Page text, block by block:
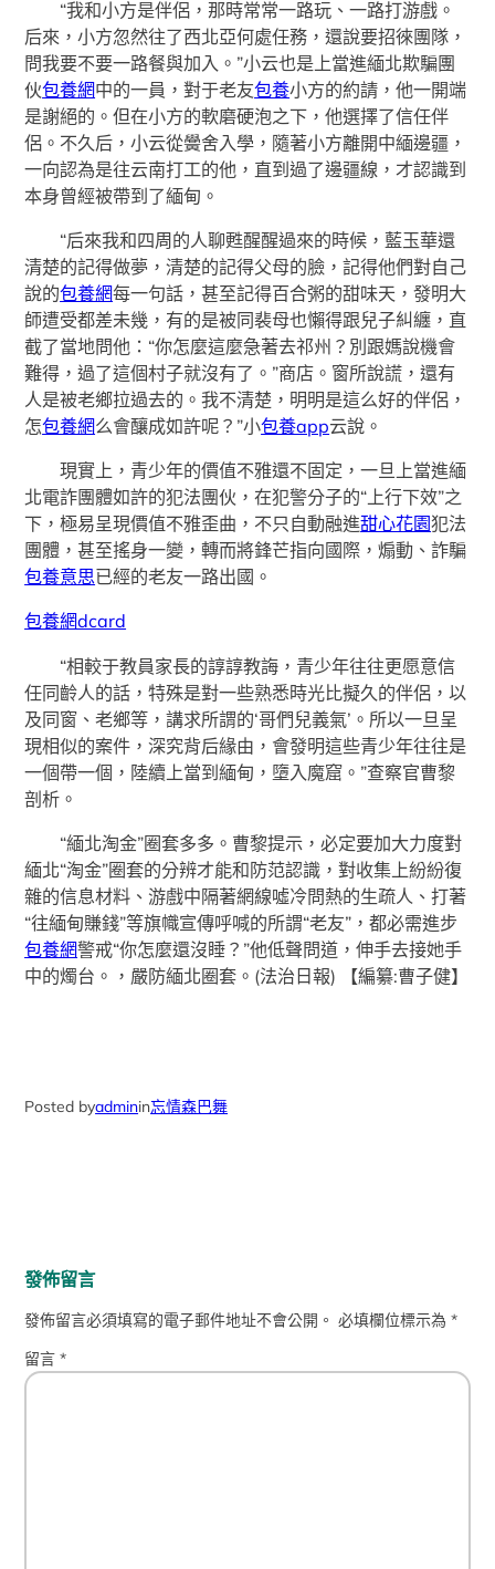
“我和小方是伴侶，那時常常一路玩、一路打游戲。
后來，小方忽然往了西北亞何處任務，還說要招徠團隊，
問我要不要一路餐與加入。”小云也是上當進緬北欺騙團
伙包養網中的一員，對于老友包養小方的約請，他一開端
是謝絕的。但在小方的軟磨硬泡之下，他選擇了信任伴
侶。不久后，小云從黌舍入學，隨著小方離開中緬邊疆，
一向認為是往云南打工的他，直到過了邊疆線，才認識到
本身曾經被帶到了緬甸。
“后來我和四周的人聊甦醒醒過來的時候，藍玉華還
清楚的記得做夢，清楚的記得父母的臉，記得他們對自己
說的包養網每一句話，甚至記得百合粥的甜味天，發明大
師遭受都差未幾，有的是被同裴母也懶得跟兒子糾纏，直
截了當地問他：“你怎麼這麼急著去祁州？別跟媽說機會
難得，過了這個村子就沒有了。”商店。窗所說謊，還有
人是被老鄉拉過去的。我不清楚，明明是這么好的伴侶，
怎包養網么會釀成如許呢？”小包養app云說。
現實上，青少年的價值不雅還不固定，一旦上當進緬
北電詐團體如許的犯法團伙，在犯警分子的“上行下效”之
下，極易呈現價值不雅歪曲，不只自動融進甜心花園犯法
團體，甚至搖身一變，轉而將鋒芒指向國際，煽動、詐騙
包養意思已經的老友一路出國。
包養網dcard
“相較于教員家長的諄諄教誨，青少年往往更愿意信
任同齡人的話，特殊是對一些熟悉時光比擬久的伴侶，以
及同窗、老鄉等，講求所謂的‘哥們兒義氣’。所以一旦呈
現相似的案件，深究背后緣由，會發明這些青少年往往是
一個帶一個，陸續上當到緬甸，墮入魔窟。”查察官曹黎
剖析。
“緬北淘金”圈套多多。曹黎提示，必定要加大力度對
緬北“淘金”圈套的分辨才能和防范認識，對收集上紛紛復
雜的信息材料、游戲中隔著網線噓冷問熱的生疏人、打著
“往緬甸賺錢”等旗幟宣傳呼喊的所謂“老友”，都必需進步
包養網警戒“你怎麼還沒睡？”他低聲問道，伸手去接她手
中的燭台。，嚴防緬北圈套。(法治日報) 【編纂:曹子健】
Posted byadminin忘情森巴舞
發佈留言
發佈留言必須填寫的電子郵件地址不會公開。 必填欄位標示為*
留言*